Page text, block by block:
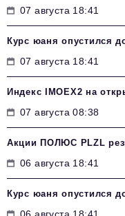
07 августа 18:41
Курс юаня опустился
07 августа 18:41
Индекс IMOEX2 на
07 августа 08:38
Акции ПОЛЮС PLZL
06 августа 18:41
Курс юаня опустился